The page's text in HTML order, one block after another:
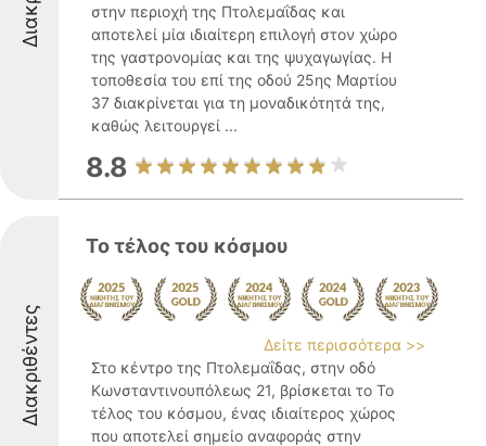
στην περιοχή της Πτολεμαΐδας και
αποτελεί μία ιδιαίτερη επιλογή στον χώρο
της γαστρονομίας και της ψυχαγωγίας. Η
τοποθεσία του επί της οδού 25ης Μαρτίου
37 διακρίνεται για τη μοναδικότητά της,
καθώς λειτουργεί ...
8.8
Διακριθέντες
Το τέλος του κόσμου
Δείτε περισσότερα >>
Στο κέντρο της Πτολεμαΐδας, στην οδό
Κωνσταντινουπόλεως 21, βρίσκεται το Το
τέλος του κόσμου, ένας ιδιαίτερος χώρος
που αποτελεί σημείο αναφοράς στην